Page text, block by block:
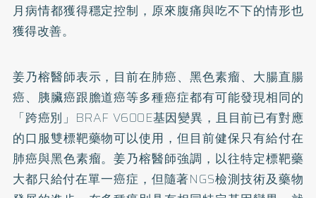
月病情都獲得穩定控制，原來腹痛與吃不下的情形也
獲得改善。
姜乃榕醫師表示，目前在肺癌、黑色素瘤、大腸直腸
癌、胰臟癌跟膽道癌等多種癌症都有可能發現相同的
「跨癌別」BRAF V600E基因變異，且目前已有對應
的口服雙標靶藥物可以使用，但目前健保只有給付在
肺癌與黑色素瘤。姜乃榕醫師強調，以往特定標靶藥
大都只給付在單一癌症，但隨著NGS檢測技術及藥物